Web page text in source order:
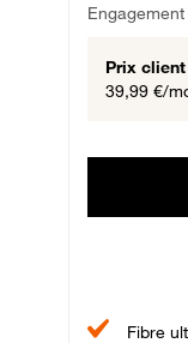
Prix
39,99 €/
Fibre